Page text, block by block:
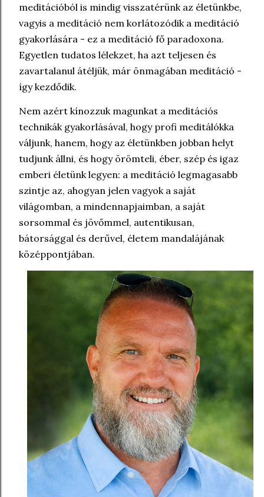
meditációból is mindig visszatérünk az életünkbe,
vagyis a meditáció nem korlátozódik a meditáció
gyakorlására - ez a meditáció fő paradoxona.
Egyetlen tudatos lélekzet, ha azt teljesen és
zavartalanul átéljük, már önmagában meditáció -
így kezdődik.
Nem azért kínozzuk magunkat a meditációs
technikák gyakorlásával, hogy profi meditálókka
váljunk, hanem, hogy az életünkben jobban helyt
tudjunk állni, és hogy örömteli, éber, szép és igaz
emberi életünk legyen: a meditáció legmagasabb
szintje az, ahogyan jelen vagyok a saját
világomban, a mindennapjaimban, a saját
sorsommal és jövőmmel, autentikusan,
bátorsággal és derűvel, életem mandalájának
középpontjában.